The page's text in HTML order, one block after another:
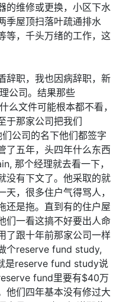
的维修或更换，小区下水
季屋顶扫落叶疏通排水
等，千头万绪的工作，这
辞职，我也因病辞职，新
公司。结果那些
文件可能根本都不看，
于那家公司把我们
公司的名下他们都签字
了五年，头四年什么东西
那个经理就去看一下，
没有下文了。他采取的就
，很多住户气得骂人，
还是拖。直到有的住户屋
们一看这搞不好要出人命
了跟十年前那家公司一样
个reserve fund study,
是reserve fund study说
fund里要有$40万
他们四年基本没有修过大